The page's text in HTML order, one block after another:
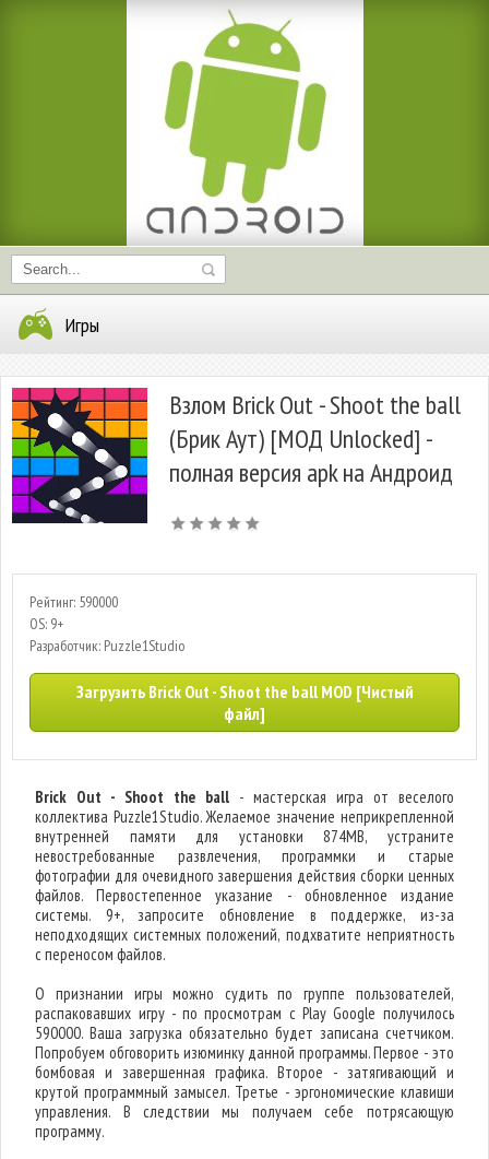
Игры
Взлом Brick Out - Shoot the ball
(Брик Аут) [МОД Unlocked] -
полная версия apk на Андроид
Рейтинг: 590000
OS: 9+
Разработчик: Puzzle1Studio
Загрузить Brick Out - Shoot the ball MOD [Чистый
файл]
Brick Out - Shoot the ball - мастерская игра от веселого
коллектива Puzzle1Studio. Желаемое значение неприкрепленной
внутренней памяти для установки 874MB, устраните
невостребованные развлечения, программки и старые
фотографии для очевидного завершения действия сборки ценных
файлов. Первостепенное указание - обновленное издание
системы. 9+, запросите обновление в поддержке, из-за
неподходящих системных положений, подхватите неприятность
с переносом файлов.
О признании игры можно судить по группе пользователей,
распаковавших игру - по просмотрам с Play Google получилось
590000. Ваша загрузка обязательно будет записана счетчиком.
Попробуем обговорить изюминку данной программы. Первое - это
бомбовая и завершенная графика. Второе - затягивающий и
крутой программный замысел. Третье - эргономические клавиши
управления. В следствии мы получаем себе потрясающую
программу.